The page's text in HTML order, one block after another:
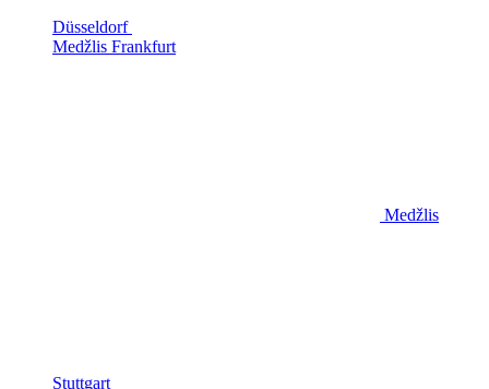
Düsseldorf
Medžlis Frankfurt
Medžlis
Stuttgart